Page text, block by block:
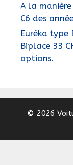
A la
C6 des
Euréka type
Biplace 33
options.
© 2026